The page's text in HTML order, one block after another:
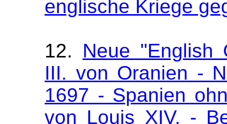
englische Kriege
12. Neue "English
III. von Oranien -
1697 - Spanien
von Louis XIV. -